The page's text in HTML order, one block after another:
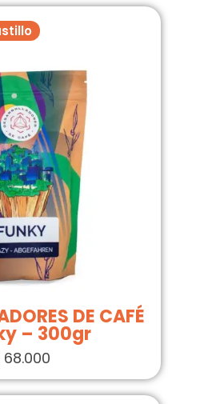
DE CAFÉ
– 300gr
68.000